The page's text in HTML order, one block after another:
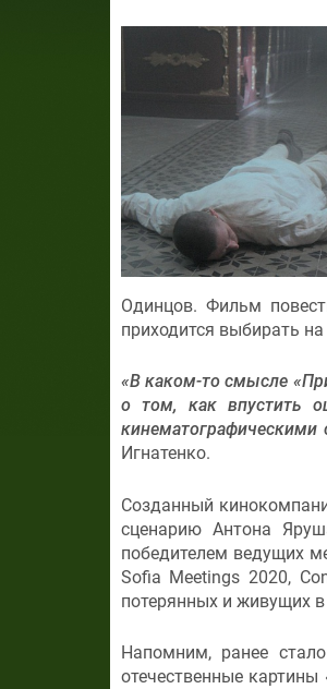
Одинцов. Фильм
приходится выбирать
«В каком-то смысле
о том, как впустить
кинематографическими
Игнатенко.
Созданный
сценарию Антона
победителем ведущих
Sofia Meetings 2020,
потерянных и живущих
Напомним, ранее
отечественные